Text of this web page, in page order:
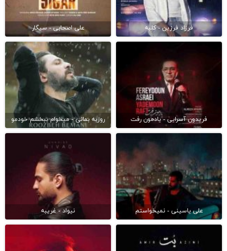
فرزاد فرزین - کلبه علی اصحابی - سیگار
فریدون آسرایی - یادمون رفت روزبه بمانی - میخوام ببخشم خودمو
علی یاسینی - نمیخواستم نیواد - غریبه